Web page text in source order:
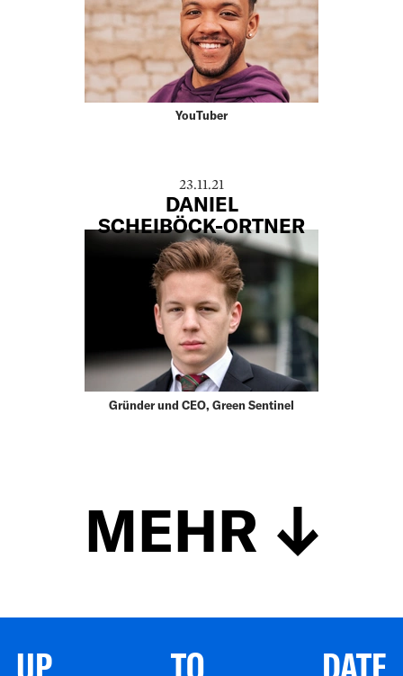
YouTuber
23.11.21
DANIEL
­SCHEIBÖCK-ORTNER
Gründer und CEO, Green Sentinel
MEHR
UP TO DATE